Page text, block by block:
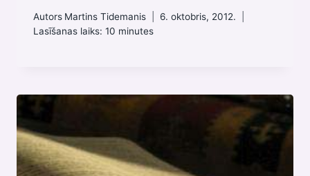
Autors Martins Tidemanis
6. oktobris, 2012.
Lasīšanas laiks: 10 minutes